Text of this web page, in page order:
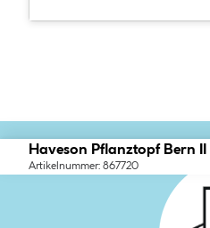
Haveson Pflanztopf Bern II
Artikelnummer: 867720